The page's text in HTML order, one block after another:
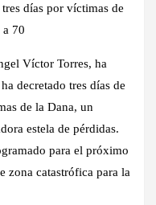
días por víctimas de
70
Víctor Torres, ha
decretado tres días de
de la Dana, un
estela de pérdidas.
para el próximo
zona catastrófica para la